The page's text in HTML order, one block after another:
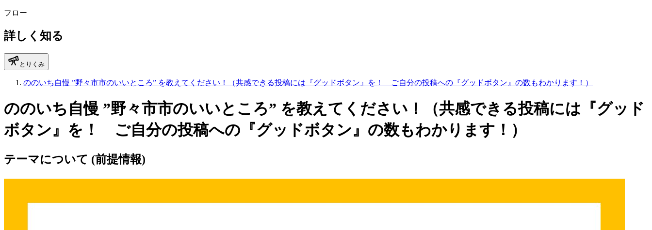
フロー
詳しく知る
とりくみ
ののいち自慢 ”野々市市のいいところ” を教えてください！（共感できる投稿には『グッドボタン』を！ ご自分の投稿への『グッドボタン』の数もわかります！）
ののいち自慢 ”野々市市のいいところ” を教えてください！（共感できる投稿には『グッド
ボタン』を！ ご自分の投稿への『グッドボタン』の数もわかります！）
テーマについて (前提情報)